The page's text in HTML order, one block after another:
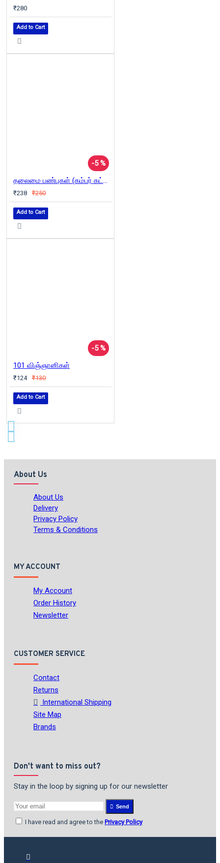
₹280
Add to Cart
-5 %
தலைமை பண்புகள் (கம்பர் கட்டியவை)
₹238 ₹250
Add to Cart
-5 %
101 விஞ்ஞானிகள்
₹124 ₹130
Add to Cart
About Us
About Us
Delivery
Privacy Policy
Terms & Conditions
MY ACCOUNT
My Account
Order History
Newsletter
CUSTOMER SERVICE
Contact
Returns
International Shipping
Site Map
Brands
Don't want to miss out?
Stay in the loop by signing up for our newsletter
Send
I have read and agree to the Privacy Policy